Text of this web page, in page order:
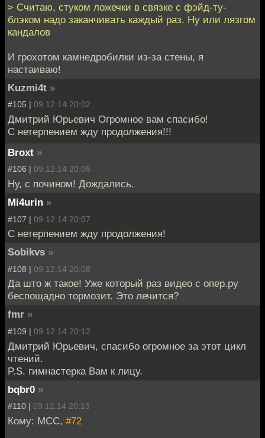
> Считаю, стуком ложечки в связке с фэйд-ту-
блэком надо заканчивать каждый раз. Ну или лязгом
кандалов
И грохотом камнедробилки из-за стены, я
настаиваю!
Kuzmi4t »
#105 | 09.12.14 20:02
Дмитрий Юрьевич Огромное вам спасибо!
С нетерпением жду продолжения!!!
Broxt »
#106 | 09.12.14 20:06
Ну, с почином! Дождались.
Mi4urin »
#107 | 09.12.14 20:07
С нетерпением жду продолжения!
Sobikvs »
#108 | 09.12.14 20:08
Да што ж такое! Уже который раз видео с опер.ру
беспощадно тормозит. Это лечится?
fmr »
#109 | 09.12.14 20:12
Дмитрий Юрьевич, спасибо огромное за этот цикл
чтений.
P.S. гимнастерка Вам к лицу.
bqbr0 »
#110 | 09.12.14 20:13
Кому: MCC, #72